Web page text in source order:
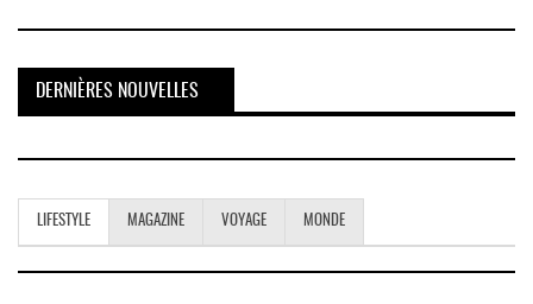
DERNIÈRES NOUVELLES
LIFESTYLE MAGAZINE VOYAGE MONDE